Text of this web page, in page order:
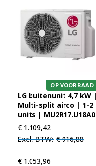
OP VOORRAAD
LG buitenunit 4,7 kW |
Multi-split airco | 1-2
units | MU2R17.U18A0
Oorspronkelijke
prijs
€ 1.109,42.
€1.109,42Huidige
prijs
€916,88
€ 1.053,96